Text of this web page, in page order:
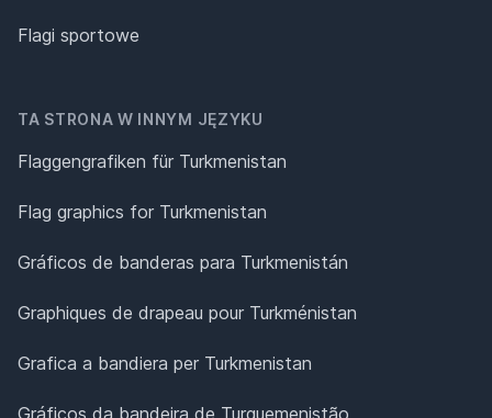
Flagi sportowe
TA STRONA W INNYM JĘZYKU
Flaggengrafiken für Turkmenistan
Flag graphics for Turkmenistan
Gráficos de banderas para Turkmenistán
Graphiques de drapeau pour Turkménistan
Grafica a bandiera per Turkmenistan